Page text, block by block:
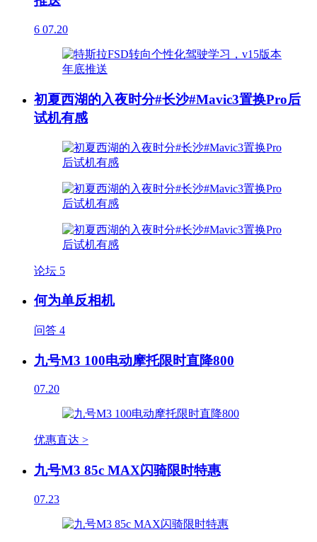
6 07.20
初夏西湖的入夜时分#长沙#Mavic3置换Pro后
试机有感
论坛 5
何为单反相机
问答 4
九号M3 100电动摩托限时直降800
07.20
优惠直达 >
九号M3 85c MAX闪骑限时特惠
07.23